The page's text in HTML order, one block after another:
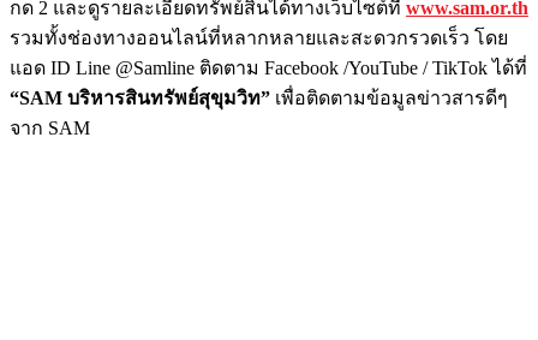
กด 2 และดูรายละเอียดทรัพย์สินได้ทางเว็บไซต์ที่ www.sam.or.th
รวมทั้งช่องทางออนไลน์ที่หลากหลายและสะดวกรวดเร็ว โดย
แอด ID Line @Samline ติดตาม Facebook /YouTube / TikTok ได้ที่
“SAM บริหารสินทรัพย์สุขุมวิท” เพื่อติดตามข้อมูลข่าวสารดีๆ
จาก SAM